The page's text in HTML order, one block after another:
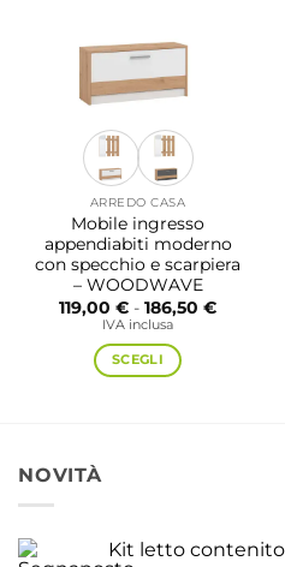
essere
scelte
nella
del
prodotto
ARREDO CASA
Mobile ingresso
appendiabiti moderno
con specchio e scarpiera
– WOODWAVE
119,00 € - 186,50 €Fascia
IVA inclusa
SCEGLI
opzioni
NOVITÀ
Kit letto